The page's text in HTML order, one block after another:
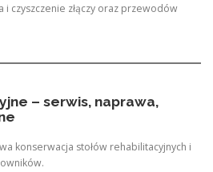
i czyszczenie złączy oraz przewodów
– serwis, naprawa,
konserwacja stołów rehabilitacyjnych i